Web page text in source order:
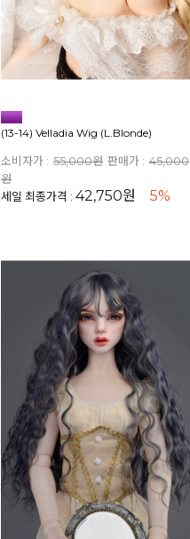
(13-14) Velladia Wig (L.Blonde)
소비자가 : 55,000원 판매가 : 45,000
원
세일 최종가격 : 42,750원 5%